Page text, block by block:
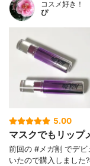
コスメ好き！
ぴ
5.00
マスクでもリップ
前回の #メガ割 でデビ
いたので購入しました